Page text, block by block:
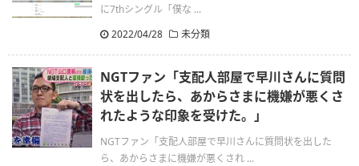
に7thシングル「僕な ...
2022/04/28
未分類
NGTファン「支配人部屋で早川さんに質問
状を出したら、あからさまに機嫌が悪くさ
れたような印象を受けた。」
NGTファン「支配人部屋で早川さんに質問状を出した
ら、あからさまに機嫌が悪くされ ...